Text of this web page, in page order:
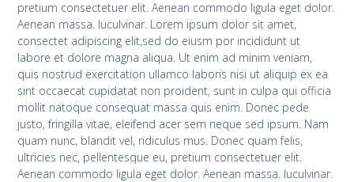
pretium consectetuer elit. Aenean commodo ligula eget dolor.
Aenean massa. luculvinar. Lorem ipsum dolor sit amet,
consectet adipiscing elit,sed do eiusm por incididunt ut
labore et dolore magna aliqua. Ut enim ad minim veniam,
quis nostrud exercitation ullamco laboris nisi ut aliquip ex ea
sint occaecat cupidatat non proident, sunt in culpa qui officia
mollit natoque consequat massa quis enim. Donec pede
justo, fringilla vitae, eleifend acer sem neque sed ipsum. Nam
quam nunc, blandit vel, ridiculus mus. Donec quam felis,
ultricies nec, pellentesque eu, pretium consectetuer elit.
Aenean commodo ligula eget dolor. Aenean massa. luculvinar.